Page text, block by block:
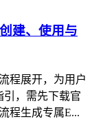
建、使用与
程展开，为用户
引，需先下载官
程生成专属E...